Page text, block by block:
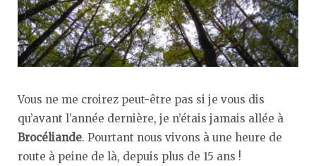
Vous ne me croirez peut-être pas si je vous dis
qu’avant l’année dernière, je n’étais jamais allée à
Brocéliande. Pourtant nous vivons à une heure de
route à peine de là, depuis plus de 15 ans !